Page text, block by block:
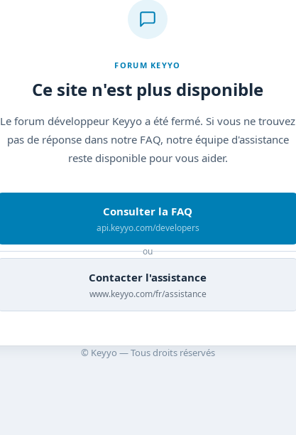
FORUM KEYYO
Ce site n'est plus disponible
Le forum développeur Keyyo a été fermé. Si vous ne trouvez
pas de réponse dans notre FAQ, notre équipe d'assistance
reste disponible pour vous aider.
Consulter la FAQ
api.keyyo.com/developers
ou
Contacter l'assistance
www.keyyo.com/fr/assistance
© Keyyo — Tous droits réservés